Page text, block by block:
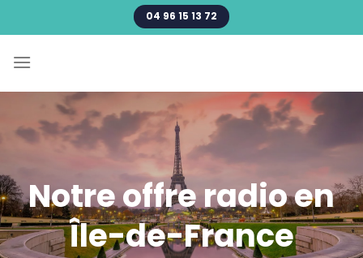
au
04 96 15 13 72
Notre offre radio en
Île-de-France